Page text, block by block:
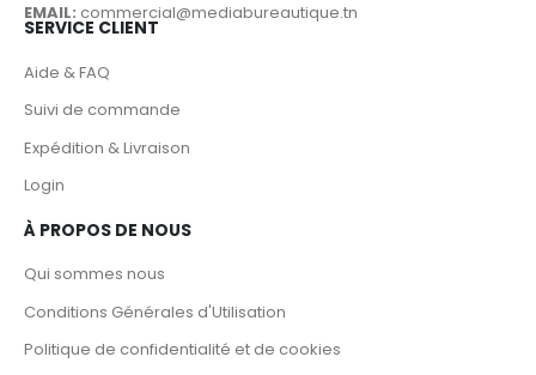
EMAIL: commercial@mediabureautique.tn
SERVICE CLIENT
Aide & FAQ
Suivi de commande
Expédition & Livraison
Login
À PROPOS DE NOUS
Qui sommes nous
Conditions Générales d'Utilisation
Politique de confidentialité et de cookies